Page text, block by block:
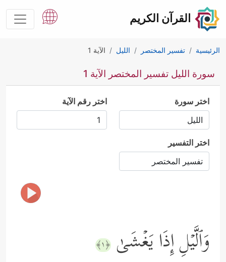
القرآن الكريم
الرئيسية تفسير المختصر الليل الآية 1
سورة الليل تفسير المختصر الآية 1
اختر سورة اختر رقم الآية
اختر التفسير
وَٱلَّیۡلِ إِذَا یَغۡشَىٰ ﴿١﴾